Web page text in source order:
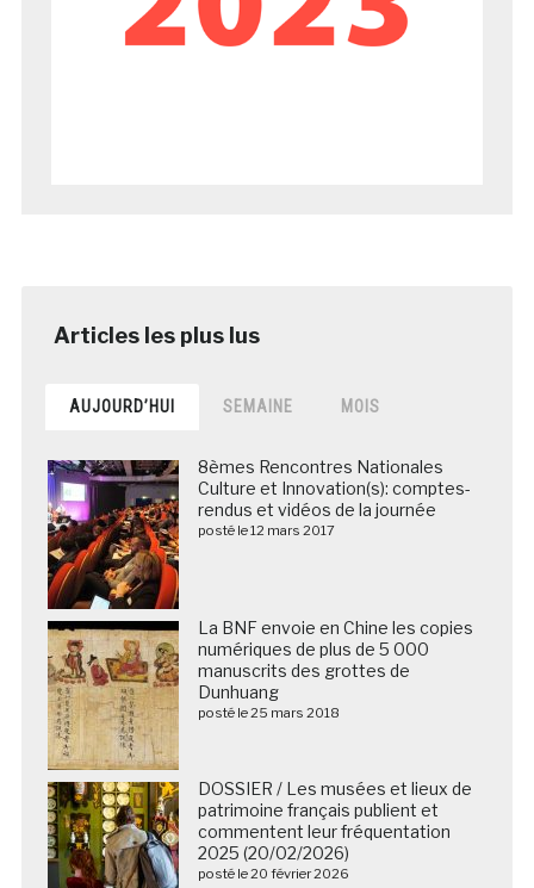
AUJOURD’HUI SEMAINE MOIS
8èmes Rencontres Nationales
Culture et Innovation(s): comptes-
rendus et vidéos de la journée
posté le 12 mars 2017
La BNF envoie en Chine les copies
numériques de plus de 5 000
manuscrits des grottes de
Dunhuang
posté le 25 mars 2018
DOSSIER / Les musées et lieux de
patrimoine français publient et
commentent leur fréquentation
2025 (20/02/2026)
posté le 20 février 2026